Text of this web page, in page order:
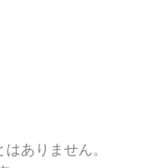
ありません。